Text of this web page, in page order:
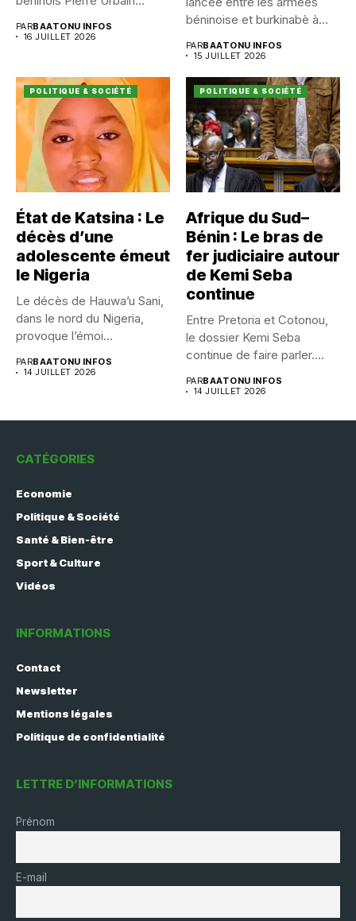
PARBAATONU INFOS
16 JUILLET 2026
béninoise et burkinabè à
PARBAATONU INFOS
15 JUILLET 2026
POLITIQUE & SOCIÉTÉ
État de Katsina : Le
décès d’une
adolescente émeut
le Nigeria
Le décès de Hauwa’u Sani,
dans le nord du Nigeria,
provoque l’émoi...
PARBAATONU INFOS
14 JUILLET 2026
POLITIQUE & SOCIÉTÉ
Afrique du Sud–
Bénin : Le bras de
fer judiciaire autour
de Kemi Seba
continue
Entre Pretoria et Cotonou,
le dossier Kemi Seba
continue de faire parler....
PARBAATONU INFOS
14 JUILLET 2026
CATÉGORIES
Economie
Politique & Société
Santé & Bien-être
Sport & Culture
Vidéos
INFORMATIONS
Contact
Newsletter
Mentions légales
Politique de confidentialité
LETTRE D’INFORMATIONS
Prénom
E-mail